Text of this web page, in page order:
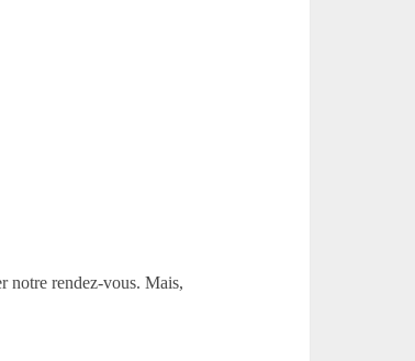
notre rendez-vous. Mais,